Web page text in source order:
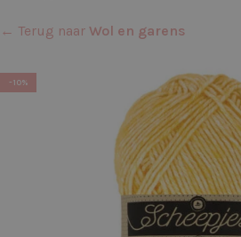
← Terug naar Wol en garens
-10%